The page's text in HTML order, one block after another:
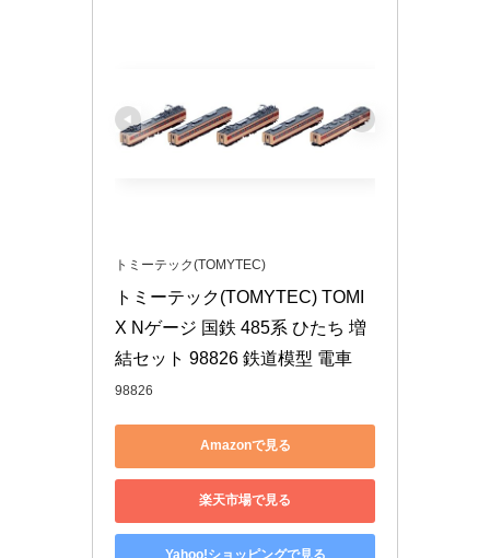
トミーテック(TOMYTEC)
トミーテック(TOMYTEC) TOMI
X Nゲージ 国鉄 485系 ひたち 増
結セット 98826 鉄道模型 電車
98826
Amazonで見る
楽天市場で見る
Yahoo!ショッピングで見る